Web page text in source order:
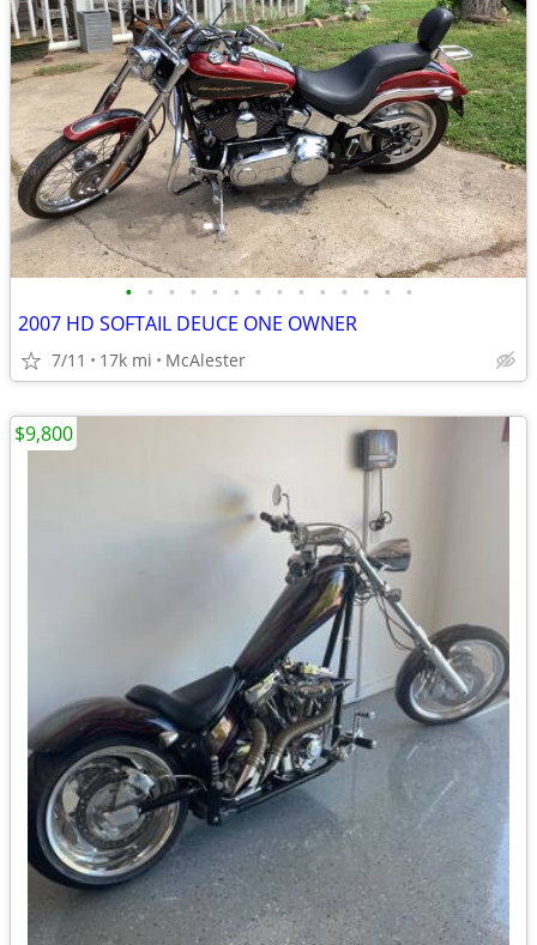
• • • • • • • • • • • • • •
2007 HD SOFTAIL DEUCE ONE OWNER
7/11 17k mi McAlester
$9,800